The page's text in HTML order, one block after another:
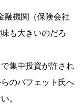
融機関（保険会社
も大きいのだろ
集中投資が許され
のバフェット氏へ
。